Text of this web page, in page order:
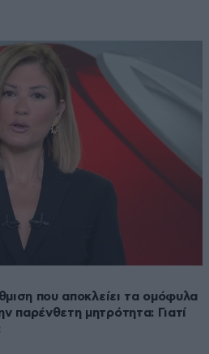
που αποκλείει τα ομόφυλα
παρένθετη μητρότητα: Γιατί